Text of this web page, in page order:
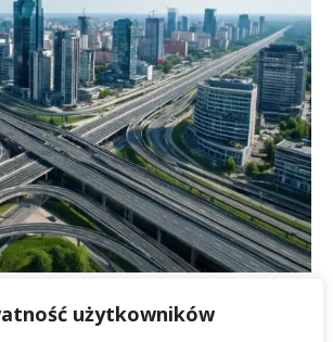
użytkowników
systemy infrastruktury w
miejskich